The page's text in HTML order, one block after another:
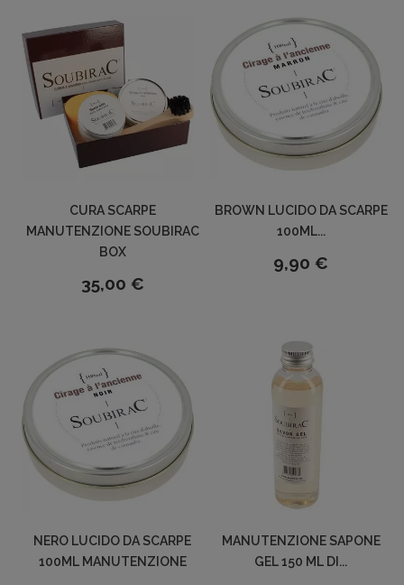
CURA SCARPE
MANUTENZIONE SOUBIRAC
BOX
35,00 €
BROWN LUCIDO DA SCARPE
100ML...
9,90 €
NERO LUCIDO DA SCARPE
100ML MANUTENZIONE
MANUTENZIONE SAPONE
GEL 150 ML DI...